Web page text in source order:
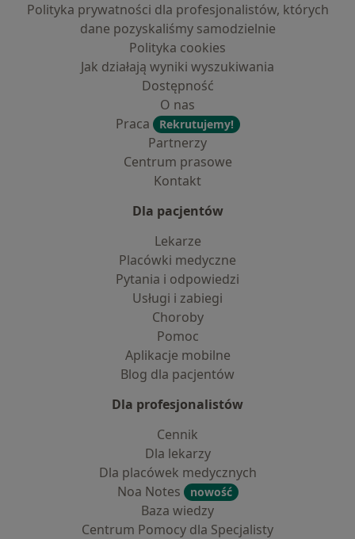
Polityka prywatności dla profesjonalistów, których
dane pozyskaliśmy samodzielnie
Polityka cookies
Jak działają wyniki wyszukiwania
Dostępność
O nas
Praca
Rekrutujemy!
Partnerzy
Centrum prasowe
Kontakt
Dla pacjentów
Lekarze
Placówki medyczne
Pytania i odpowiedzi
Usługi i zabiegi
Choroby
Pomoc
Aplikacje mobilne
Blog dla pacjentów
Dla profesjonalistów
Cennik
Dla lekarzy
Dla placówek medycznych
Noa Notes
nowość
Baza wiedzy
Centrum Pomocy dla Specjalisty